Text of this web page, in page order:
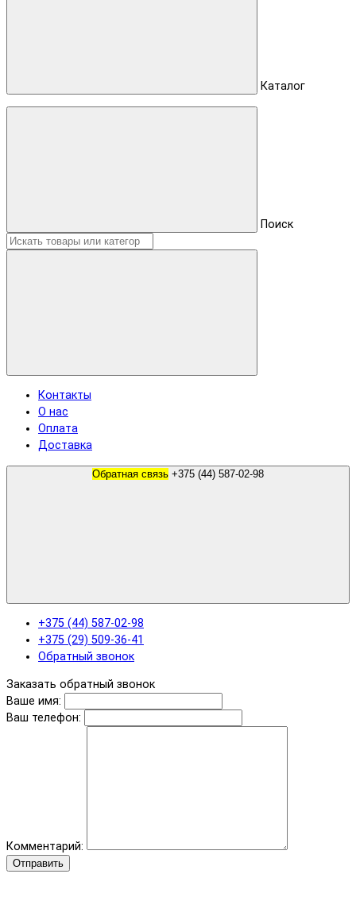
Каталог
Поиск
Контакты
О нас
Оплата
Доставка
Обратная связь
+375 (44) 587-02-98
+375 (29) 509-36-41
Обратный звонок
Заказать обратный звонок
Ваше имя:
Ваш телефон:
Комментарий:
Отправить